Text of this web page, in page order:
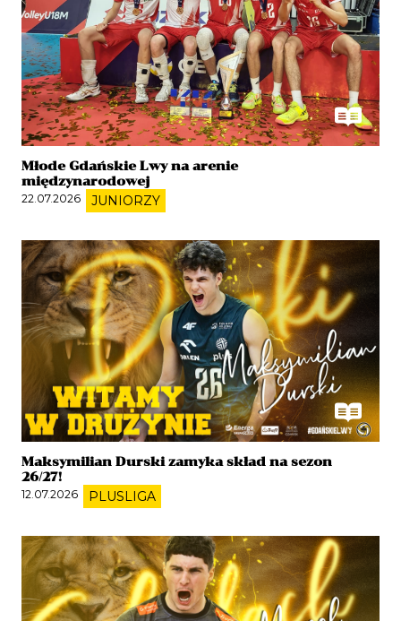
Młode Gdańskie Lwy na arenie
międzynarodowej
22.07.2026 JUNIORZY
Maksymilian Durski zamyka skład na sezon
26/27!
12.07.2026 PLUSLIGA